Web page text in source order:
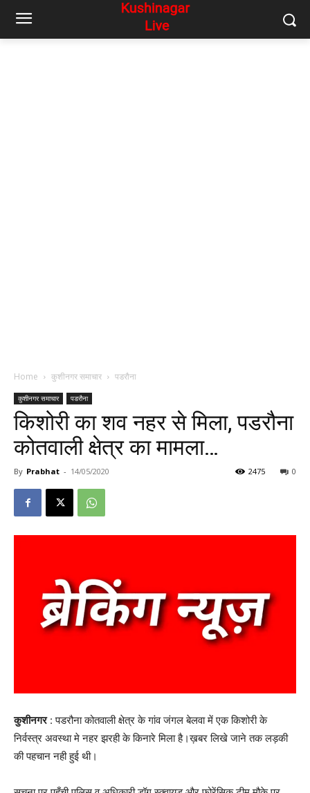
Home कुशीनगर समाचार पडरौना
कुशीनगर समाचार पडरौना
किशोरी का शव नहर से मिला, पडरौना
कोतवाली क्षेत्र का मामला…
By Prabhat - 14/05/2020 0
2475
कुशीनगर: पडरौना कोतवाली क्षेत्र के गांव जंगल बेलवा में एक किशोरी के
निर्वस्त्र अवस्था मे नहर झरही के किनारे मिला है।ख़बर लिखे जाने तक लड़की
की पहचान नही हुई थी।